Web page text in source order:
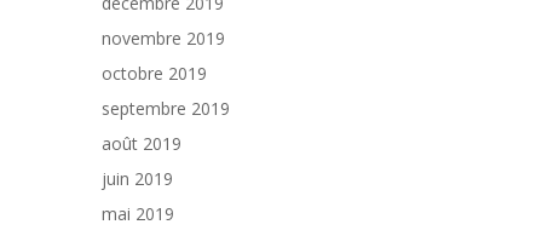
novembre 2019
octobre 2019
septembre 2019
août 2019
juin 2019
mai 2019